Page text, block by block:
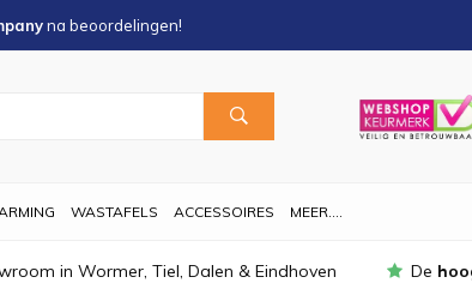
na beoordelingen!
WASTAFELS ACCESSOIRES MEER....
in Wormer, Tiel, Dalen & Eindhoven De